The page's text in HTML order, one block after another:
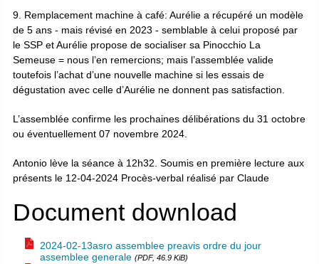
9. Remplacement machine à café: Aurélie a récupéré un modèle
de 5 ans - mais révisé en 2023 - semblable à celui proposé par
le SSP et Aurélie propose de socialiser sa Pinocchio La
Semeuse = nous l’en remercions; mais l’assemblée valide
toutefois l’achat d’une nouvelle machine si les essais de
dégustation avec celle d’Aurélie ne donnent pas satisfaction.
L’assemblée confirme les prochaines délibérations du 31 octobre
ou éventuellement 07 novembre 2024.
Antonio lève la séance à 12h32. Soumis en première lecture aux
présents le 12-04-2024 Procès-verbal réalisé par Claude
Document download
2024-02-13asro assemblee preavis ordre du jour
assemblee generale (PDF, 46.9 KiB)